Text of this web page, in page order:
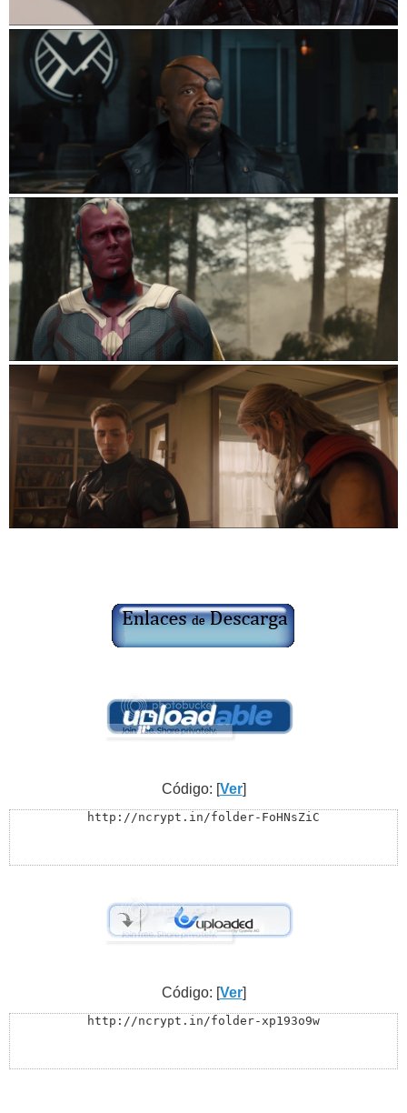
Código: [Ver]
http://ncrypt.in/folder-FoHNsZiC
Código: [Ver]
http://ncrypt.in/folder-xp193o9w